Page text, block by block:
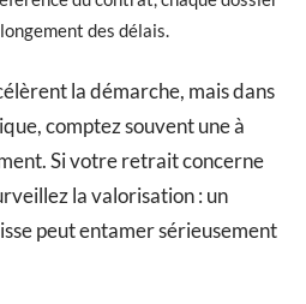
des délais.
la démarche, mais dans
comptez souvent une à
Si votre retrait concerne
la valorisation : un
peut entamer sérieusement